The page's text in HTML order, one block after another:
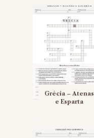
Grécia – Atenas
e Esparta